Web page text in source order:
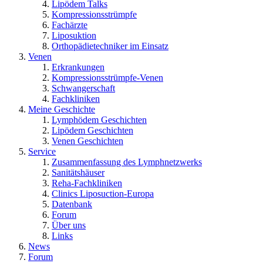
Lipödem Talks
Kompressionsstrümpfe
Fachärzte
Liposuktion
Orthopädietechniker im Einsatz
Venen
Erkrankungen
Kompressionsstrümpfe-Venen
Schwangerschaft
Fachkliniken
Meine Geschichte
Lymphödem Geschichten
Lipödem Geschichten
Venen Geschichten
Service
Zusammenfassung des Lymphnetzwerks
Sanitätshäuser
Reha-Fachkliniken
Clinics Liposuction-Europa
Datenbank
Forum
Über uns
Links
News
Forum